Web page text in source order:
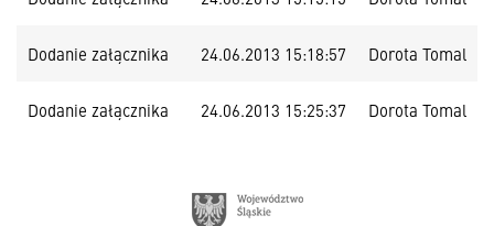
Dodanie załącznika 24.06.2013 15:18:57 Dorota Tomal
Dodanie załącznika 24.06.2013 15:25:37 Dorota Tomal